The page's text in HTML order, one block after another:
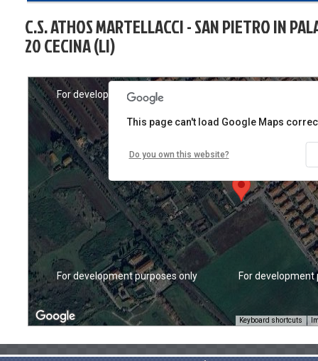
C.S. ATHOS MARTELLACCI - SAN PIETRO IN
20 CECINA (LI)
For development purposes only
For development
For development purposes only
Keyboard shortcuts
This page can't load Google Maps
Do you own this website?